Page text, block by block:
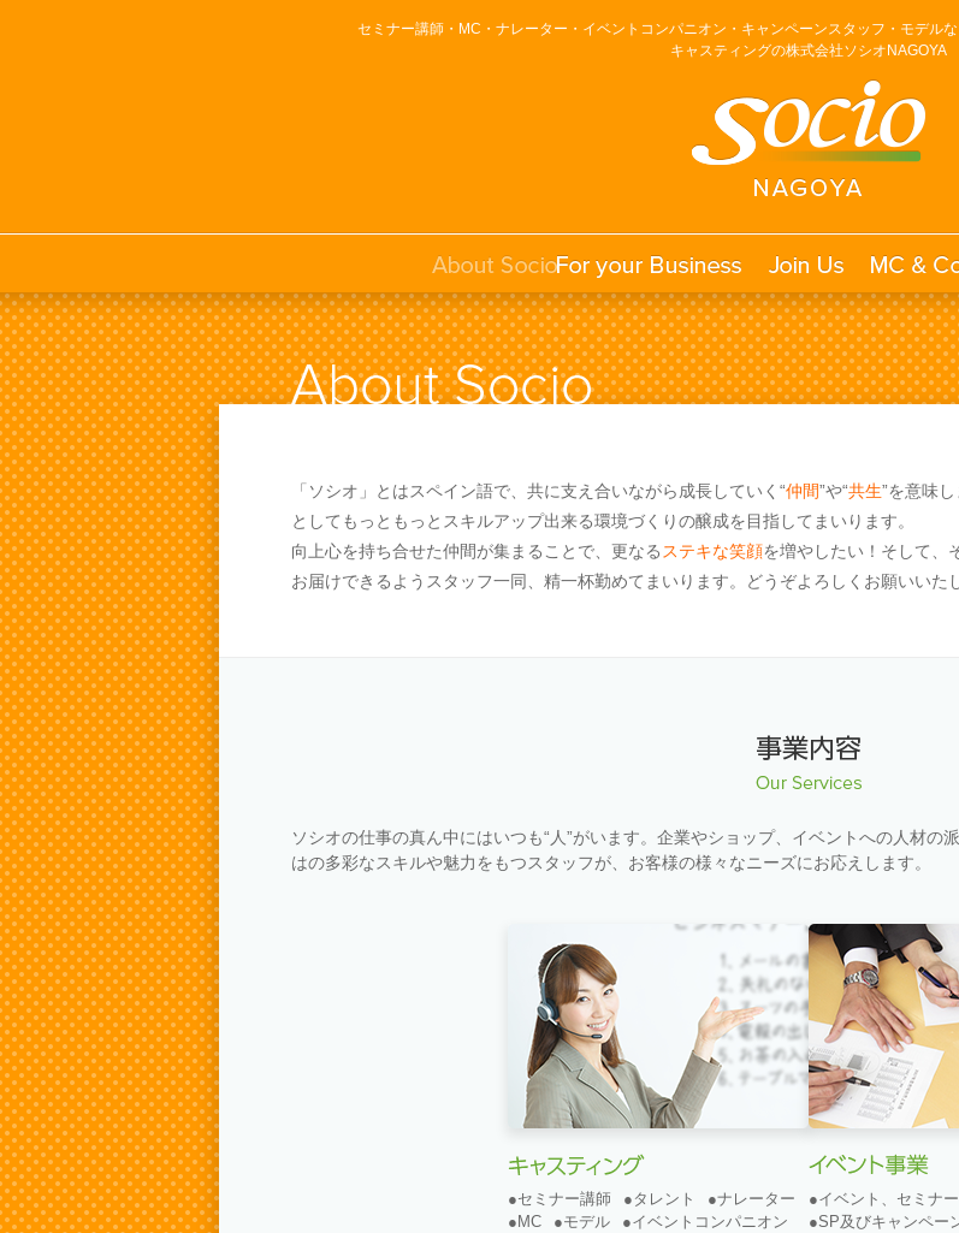
セミナー講師・MC・ナレーター・イベントコンパニオン・キャンペーンスタッフ・モデル
キャスティングの株式会社ソシオNAGOYA
「ソシオ」とはスペイン語で、共に支え合いながら成長していく“仲間”や“共生”を意味
としてもっともっとスキルアップ出来る環境づくりの醸成を目指してまいります。
向上心を持ち合せた仲間が集まることで、更なる ステキな笑顔を増やしたい！そして、
お届けできるようスタッフ一同、精一杯勤めてまいります。どうぞよろしくお願いいた
ソシオの仕事の真ん中にはいつも“人”がいます。企業やショップ、イベントへの人材の
はの多彩なスキルや魅力をもつスタッフが、お客様の様々なニーズにお応えします。
●セミナー講師 ●タレント
●ナレーター
●MC
●モデル
●イベントコンパニオン
●イベント、セミナ
●SP及びキャンペー